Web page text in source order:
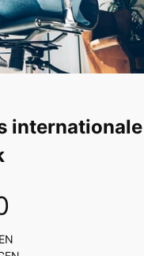
internationale